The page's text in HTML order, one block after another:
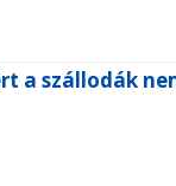
a szállodák